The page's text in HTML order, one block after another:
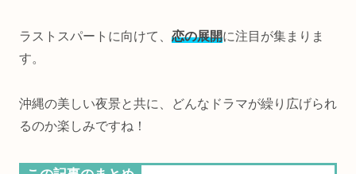
ラストスパートに向けて、 恋の展開に注目が集まりま
す。
沖縄の美しい夜景と共に、どんなドラマが繰り広げられ
るのか楽しみですね！